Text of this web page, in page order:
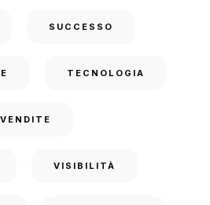
SUCCESSO
TECNOLOGIA
VENDITE
VISIBILITÀ